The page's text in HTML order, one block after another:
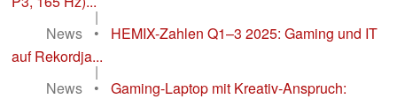
|
News
•
HEMIX-Zahlen Q1–3 2025: Gaming und IT
auf Rekordja...
|
News
•
Gaming-Laptop mit Kreativ-Anspruch: